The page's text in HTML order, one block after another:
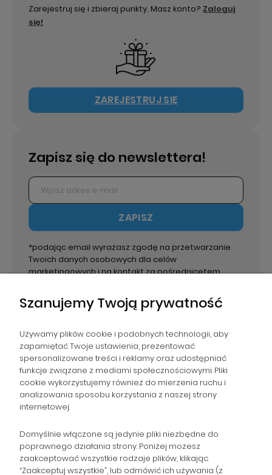
Zarejestruj się i zbieraj punkty. Masz konto? Zaloguj
się!
ZAREJESTRUJ SIĘ
Zapisz się do newslettera!
ZAPISZ
*podając email wyrażasz zgodę na przetwarzanie
Twoich danych osobowych dla celów
marketingowych i na kontakt za pośrednicetem
NAWIGACJA
POMOC
ZAMÓWIENIA
POPULARNE KATEGORIE
Szanujemy Twoją prywatność
Używamy plików cookie i podobnych technologii, aby
zapamiętać Twoje ustawienia, prezentować
spersonalizowane treści i reklamy oraz udostępniać
funkcje związane z mediami społecznościowymi. Pliki
cookie wykorzystujemy również do mierzenia ruchu i
analizowania sposobu korzystania z naszej strony
internetowej.
Domyślnie włączone są jedynie pliki niezbędne do
poprawnego działania strony. Poniżej możesz
zaakceptować wszystkie rodzaje plików, klikając
“Zaakceptuj wszystkie”, lub odmówić ich używania (z